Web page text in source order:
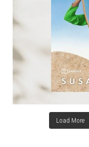
Load More
SPOLUPRACUJEME :